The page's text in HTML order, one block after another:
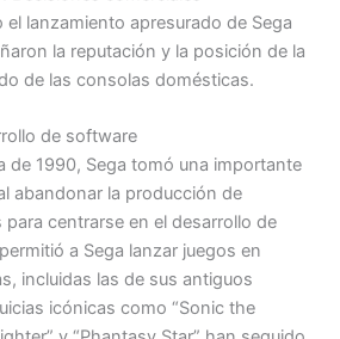
lanzamiento apresurado de Sega
la reputación y la posición de la
de las consolas domésticas.
de software
de 1990, Sega tomó una importante
abandonar la producción de
centrarse en el desarrollo de
a Sega lanzar juegos en
incluidas las de sus antiguos
icónicas como “Sonic the